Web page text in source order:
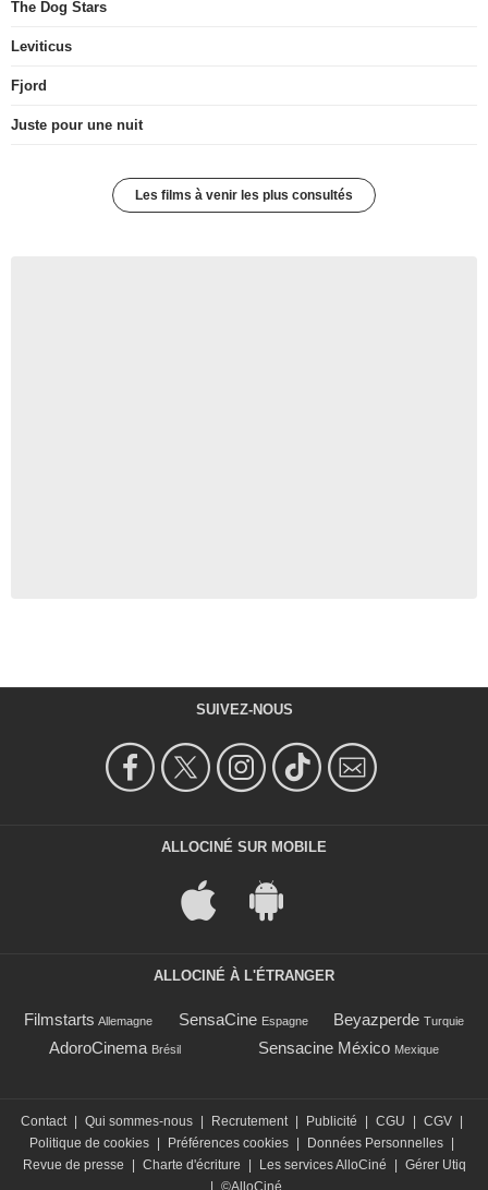
The Dog Stars
Leviticus
Fjord
Juste pour une nuit
Les films à venir les plus consultés
SUIVEZ-NOUS
ALLOCINÉ SUR MOBILE
ALLOCINÉ À L'ÉTRANGER
Filmstarts Allemagne SensaCine Espagne Beyazperde Turquie
AdoroCinema Brésil Sensacine México Mexique
Contact | Qui sommes-nous | Recrutement | Publicité | CGU | CGV |
Politique de cookies | Préférences cookies | Données Personnelles |
Revue de presse
| Charte d'écriture | Les services AlloCiné | Gérer Utiq
| ©AlloCiné